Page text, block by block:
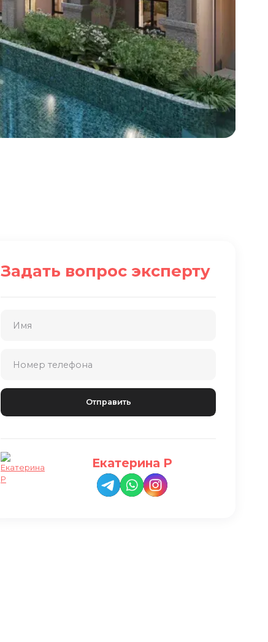
Задать вопрос эксперту
Екатерина Р